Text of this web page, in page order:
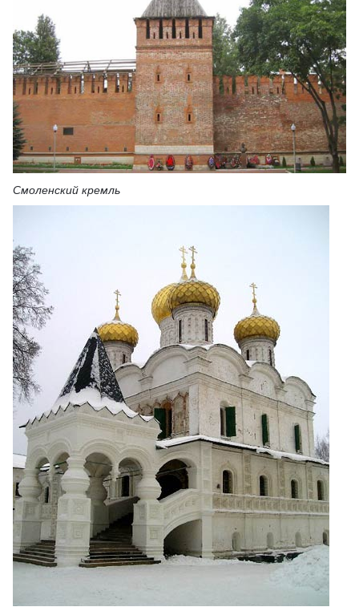
Смоленский кремль